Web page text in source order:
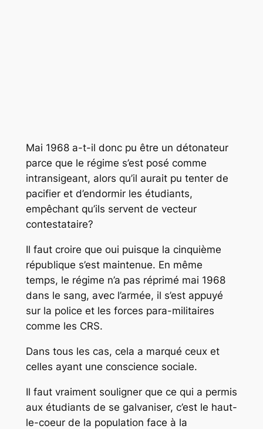
Mai 1968 a-t-il donc pu être un détonateur
parce que le régime s’est posé comme
intransigeant, alors qu’il aurait pu tenter de
pacifier et d’endormir les étudiants,
empêchant qu’ils servent de vecteur
contestataire?
Il faut croire que oui puisque la cinquième
république s’est maintenue. En même
temps, le régime n’a pas réprimé mai 1968
dans le sang, avec l’armée, il s’est appuyé
sur la police et les forces para-militaires
comme les CRS.
Dans tous les cas, cela a marqué ceux et
celles ayant une conscience sociale.
Il faut vraiment souligner que ce qui a permis
aux étudiants de se galvaniser, c’est le haut-
le-coeur de la population face à la